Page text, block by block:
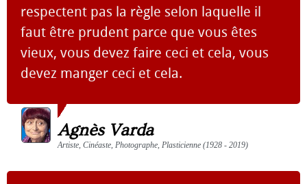
respectent pas la règle selon laquelle il
faut être prudent parce que vous êtes
vieux, vous devez faire ceci et cela, vous
devez manger ceci et cela.
Agnès Varda
Artiste, Cinéaste, Photographe, Plasticienne (1928 - 2019)